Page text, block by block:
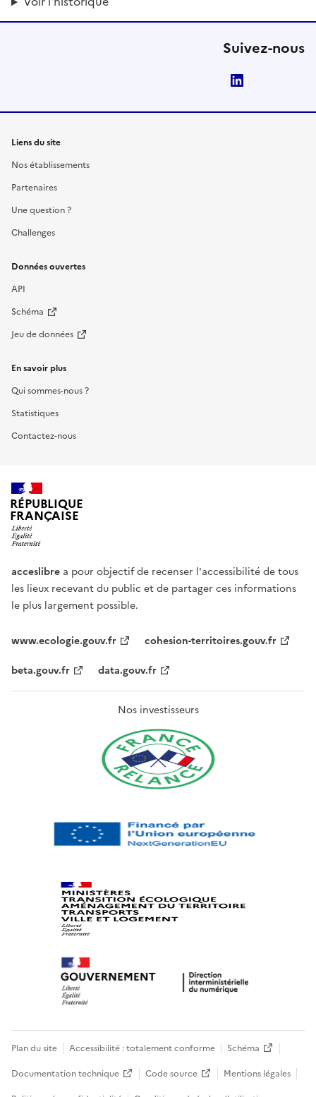
Suivez-nous
Liens du site
Nos établissements
Partenaires
Une question ?
Challenges
Données ouvertes
API
Schéma
Jeu de données
En savoir plus
Qui sommes-nous ?
Statistiques
Contactez-nous
RÉPUBLIQUE
FRANÇAISE
acceslibre a pour objectif de recenser l'accessibilité de tous
les lieux recevant du public et de partager ces informations
le plus largement possible.
www.ecologie.gouv.fr
cohesion-territoires.gouv.fr
beta.gouv.fr
data.gouv.fr
Nos investisseurs
Plan du site Accessibilité : totalement conforme
Schéma
Documentation technique
Code source
Mentions légales